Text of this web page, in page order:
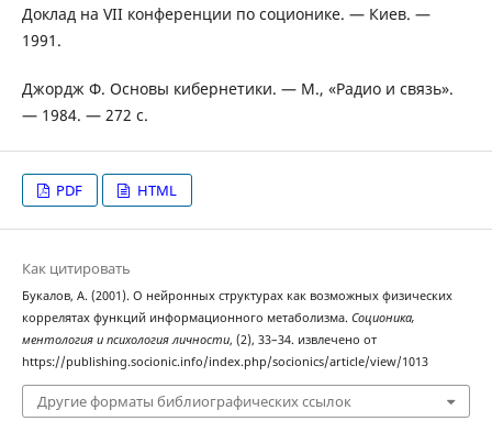
Доклад на VII конференции по соционике. — Киев. —
1991.
Джордж Ф. Основы кибернетики. — М., «Радио и связь».
— 1984. — 272 с.
PDF HTML
Как цитировать
Букалов, А. (2001). О нейронных структурах как возможных физических
коррелятах функций информационного метаболизма. Соционика,
ментология и психология личности, (2), 33–34. извлечено от
https://publishing.socionic.info/index.php/socionics/article/view/1013
Другие форматы библиографических ссылок